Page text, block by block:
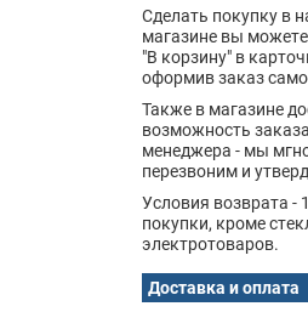
Сделать покупку в
магазине вы
"В корзину" в
оформив заказ
Также в магазине
возможность
менеджера - мы
перезвоним и
Условия возврата -
покупки, кроме
электротоваров.
Доставка и оплата